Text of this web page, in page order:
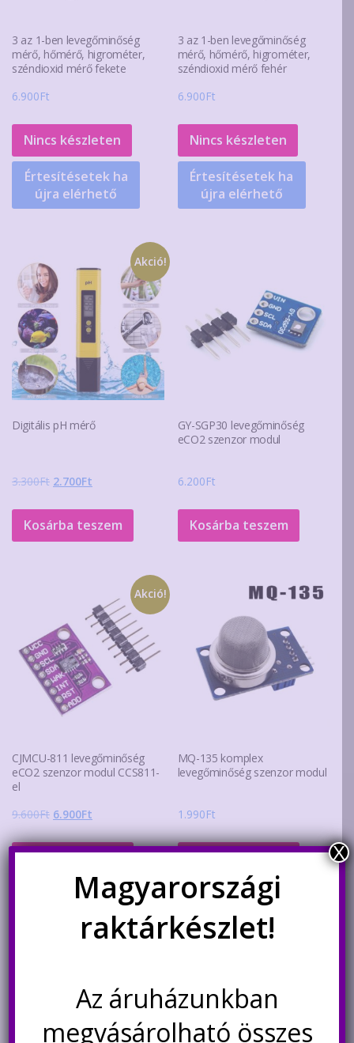
3 az 1-ben levegőminőség
mérő, hőmérő, higrométer,
széndioxid mérő fekete
6.900Ft
Nincs készleten
Értesítésetek ha
újra elérhető
3 az 1-ben levegőminőség
mérő, hőmérő, higrométer,
széndioxid mérő fehér
6.900Ft
Nincs készleten
Értesítésetek ha
újra elérhető
Akció!
Digitális pH mérő
3.300Ft Original
was:
3.300Ft.
2.700Ft
is:
2.700Ft.
Kosárba teszem
GY-SGP30 levegőminőség
eCO2 szenzor modul
6.200Ft
Kosárba teszem
Akció!
CJMCU-811 levegőminőség
eCO2 szenzor modul CCS811-
el
9.600Ft Original
price
was:
6.900Ft
price
is:
Kosárba teszem
MQ-135 komplex
levegőminőség szenzor modul
1.990Ft
Kosárba teszem
Kapcsolódó termékek
Magyarországi
raktárkészlet!
Az áruházunkban
megvásárolható összes
X